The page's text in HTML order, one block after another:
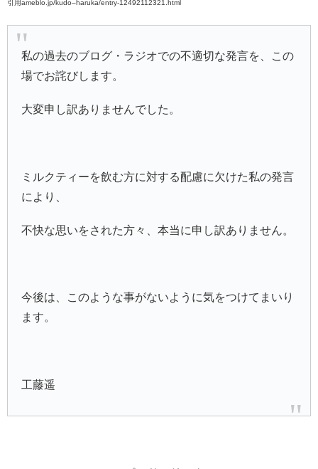
引用ameblo.jp/kudo–haruka/entry-12492112321.html
私の過去のブログ・ラジオでの不適切な発言を、この
場でお詫びします。
大変申し訳ありませんでした。
ミルクティーを飲む方に対する配慮に欠けた私の発言
により、
不快な思いをされた方々、本当に申し訳ありません。
今後は、このような事がないように気をつけてまいり
ます。
工藤遥